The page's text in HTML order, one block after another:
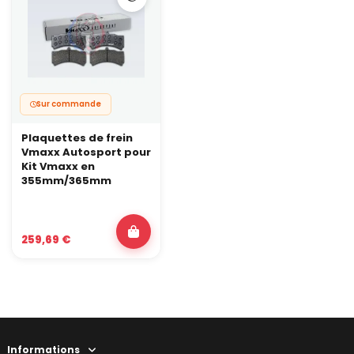
Sur commande
Plaquettes de frein
Vmaxx Autosport pour
Kit Vmaxx en
355mm/365mm
259,69 €
Informations